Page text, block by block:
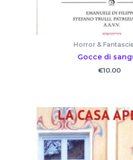
Horror &
Gocce di
€10.00